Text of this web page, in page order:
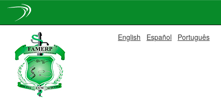
navigation
English Español Português